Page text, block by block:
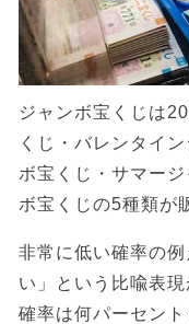
ジャンボ宝くじは
くじ・バレンタイ
ボ宝くじ・サマー
ボ宝くじの5種類が
非常に低い確率の
い」という比喩表
確率は何パーセン